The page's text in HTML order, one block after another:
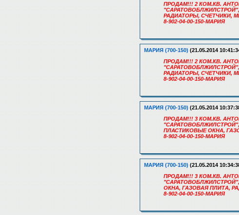
ПРОДАМ!!! 2 КОМ.КВ.
"САРАТОВОБЛЖИЛСТРОЙ",
РАДИАТОРЫ, СЧЕТЧИКИ,
8-902-04-00-150-МАРИЯ
МАРИЯ (700-150) (21.05.2014
ПРОДАМ!!! 2 КОМ.КВ.
"САРАТОВОБЛЖИЛСТРОЙ",
РАДИАТОРЫ, СЧЕТЧИКИ,
8-902-04-00-150-МАРИЯ
МАРИЯ (700-150) (21.05.2014
ПРОДАМ!!! 3 КОМ.КВ.
"САРАТОВОБЛЖИЛСТРОЙ",
ПЛАСТИКОВЫЕ ОКНА,
8-902-04-00-150-МАРИЯ
МАРИЯ (700-150) (21.05.2014
ПРОДАМ!!! 3 КОМ.КВ.
"САРАТОВОБЛЖИЛСТРОЙ",
ОКНА, ГАЗОВАЯ ПЛИТА,
8-902-04-00-150-МАРИЯ